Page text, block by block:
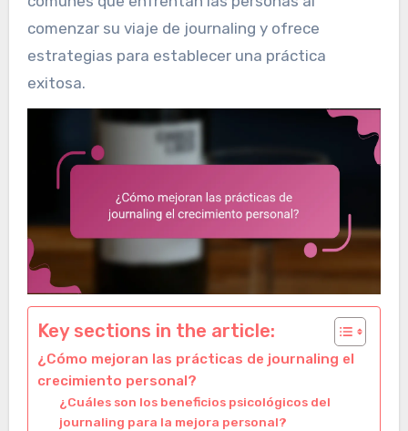
comenzar su viaje de journaling y ofrece
estrategias para establecer una práctica
exitosa.
Key sections in the article:
¿Cómo mejoran las prácticas de journaling el
crecimiento personal?
¿Cuáles son los beneficios psicológicos del
journaling para la mejora personal?